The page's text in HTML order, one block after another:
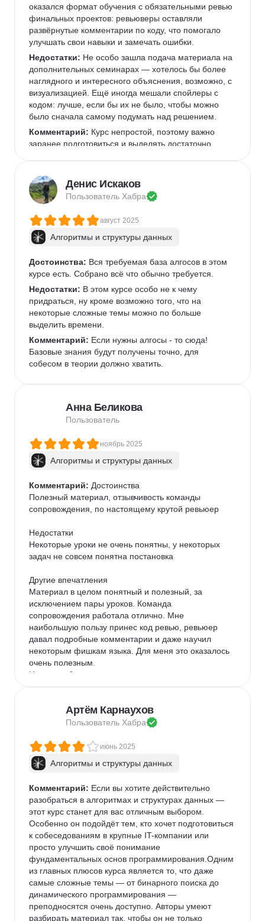
оказался формат обучения с обязательными ревью
финальных проектов: ревьюверы оставляли
развёрнутые комментарии по коду, что помогало
улучшать свои навыки и замечать ошибки.
Недостатки: Не особо зашла подача материала на
дополнительных семинарах — хотелось бы более
наглядного и интересного объяснения, возможно, с
визуализацией. Ещё иногда мешали спойлеры с
кодом: лучше, если бы их не было, чтобы можно
было сначала самому подумать над решением.
Комментарий: Курс непростой, поэтому важно
заранее подготовиться и выделять достаточно
быстро отстать, но если вкладываться, то результат
того стоит!
Денис Искаков
Пользователь Хабра
август 2025
Алгоритмы и структуры данных
Достоинства: Вся требуемая база алгосов в этом
курсе есть. Собрано всё что обычно требуется.
Недостатки: В этом курсе особо не к чему
придраться, ну кроме возможно того, что на
некоторые сложные темы можно по больше
выделить времени.
Комментарий: Если нужны алгосы - то сюда!
Базовые знания будут получены точно, для
собесом в теории должно хватить.
Анна Беликова
Пользователь
ноябрь 2025
Алгоритмы и структуры данных
Комментарий: Достоинства
Полезный материал, отзывчивость команды
сопровождения, по настоящему крутой ревьюер
Недостатки
Некоторые уроки не очень понятны, у некоторых
задач не совсем понятна постановка
Другие впечатления
Материал в целом понятный и полезный, за
исключением пары уроков. Команда
сопровождения работала отлично. Мне
наибольшую пользу принес код ревью, ревьюер
давал подробные комментарии и даже научил
некоторым фишкам языка. Для меня это оказалось
очень полезным.
Но нужно быть готовым - для новичка в
Артём Карнаухов
Пользователь Хабра
июнь 2025
Алгоритмы и структуры данных
Комментарий: Если вы хотите действительно
разобраться в алгоритмах и структурах данных —
этот курс станет для вас отличным выбором.
Особенно он подойдёт тем, кто хочет подготовиться
к собеседованиям в крупные IT-компании или
просто улучшить своё понимание
фундаментальных основ программирования.Одним
из главных плюсов курса является то, что даже
самые сложные темы — от бинарного поиска до
динамического программирования —
преподносятся очень доступно. Авторы умеют
разбирать материал так, чтобы он не только